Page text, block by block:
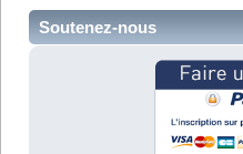
Soutenez-nous